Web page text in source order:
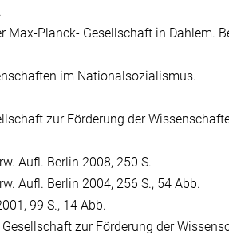
Max-Planck- Gesellschaft in Dahlem.
im Nationalsozialismus.
zur Förderung der
Aufl. Berlin 2008, 250 S.
Aufl. Berlin 2004, 256 S., 54 Abb.
99 S., 14 Abb.
zur Förderung der